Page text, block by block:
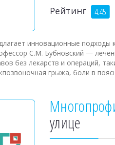
Рейтинг
4.45
инновационные
С.М. Бубновский —
без лекарств и операций,
грыжа, боли в
улице